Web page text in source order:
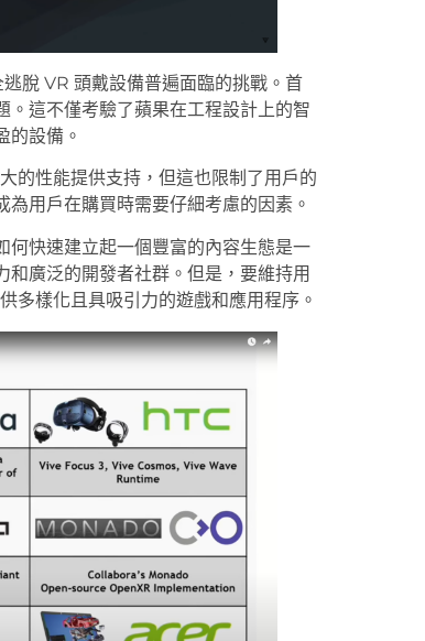
脫 VR 頭戴設備普遍面臨的挑戰。首
這不僅考驗了蘋果在工程設計上的智
的設備。
的性能提供支持，但這也限制了用戶的
用戶在購買時需要仔細考慮的因素。
何快速建立起一個豐富的內容生態是一
廣泛的開發者社群。但是，要維持用
樣化且具吸引力的遊戲和應用程序。